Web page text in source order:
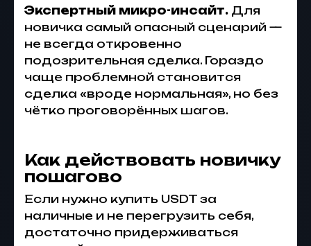
Экспертный микро-инсайт. Для
новичка самый опасный сценарий —
не всегда откровенно
подозрительная сделка. Гораздо
чаще проблемной становится
сделка «вроде нормальная», но без
чётко проговорённых шагов.
Как действовать новичку
пошагово
Если нужно купить USDT за
наличные и не перегрузить себя,
достаточно придерживаться